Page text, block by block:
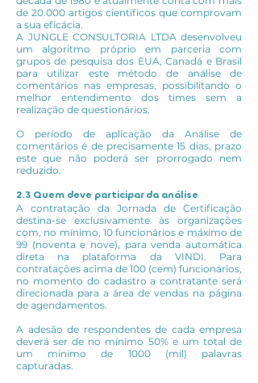
de 20.000 artigos científicos que comprovam
a sua eficácia.
A JUNGLE CONSULTORIA LTDA desenvolveu
um algoritmo próprio em parceria com
grupos de pesquisa dos EUA, Canadá e Brasil
para utilizar este método de análise de
comentários nas empresas, possibilitando o
melhor entendimento dos times sem a
realização de questionários.
O período de aplicação da Análise de
comentários é de precisamente 15 dias, prazo
este que não poderá ser prorrogado nem
reduzido.
2.3 Quem deve participar da análise
A contratação da Jornada de Certificação
destina-se exclusivamente às organizações
com, no mínimo, 10 funcionários e máximo de
99 (noventa e nove), para venda automática
direta na plataforma da VINDI. Para
contratações acima de 100 (cem) funcionários,
no momento do cadastro a contratante será
direcionada para a área de vendas na página
de agendamentos.
A adesão de respondentes de cada empresa
deverá ser de no mínimo 50% e um total de
um mínimo de 1000 (mil) palavras
capturadas.